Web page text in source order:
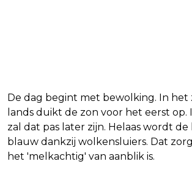
De dag begint met bewolking. In het
lands duikt de zon voor het eerst
zal dat pas later zijn. Helaas wordt
blauw dankzij wolkensluiers. Dat
het 'melkachtig' van aanblik is.